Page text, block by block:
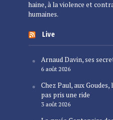
haine, à la violence et
humaines.
Live
Arnaud Davin, ses
6 août 2026
Chez Paul, aux Goudes,
pas pris une ride
3 août 2026